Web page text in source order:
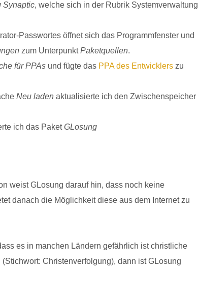
Synaptic, welche sich in der Rubrik Systemverwaltung
Passwortes öffnet sich das Programmfenster und
zum UnterpunktPaketquellen.
für PPAs und fügte das PPA des Entwicklers zu
Neu laden aktualisierte ich den Zwischenspeicher
ich das PaketGLosung
weist GLosung darauf hin, dass noch keine
danach die Möglichkeit diese aus dem Internet zu
es in manchen Ländern gefährlich ist christliche
Christenverfolgung), dann ist GLosung